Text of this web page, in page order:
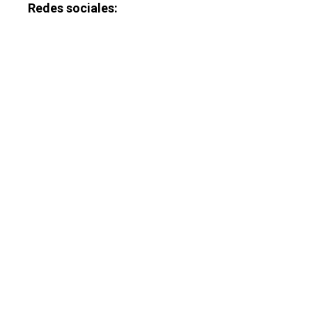
Redes sociales: